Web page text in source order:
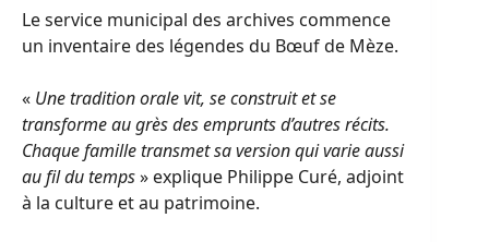
Le service municipal des archives commence
un inventaire des légendes du Bœuf de Mèze.
« Une tradition orale vit, se construit et se
transforme au grès des emprunts d’autres récits.
Chaque famille transmet sa version qui varie aussi
au fil du temps» explique Philippe Curé, adjoint
à la culture et au patrimoine.